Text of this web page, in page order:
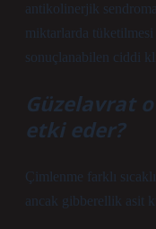
antikolinerjik
miktarlarda
sonuçlanabilen ciddi
Güzelavrat
etki eder?
Çimlenme farklı
ancak gibberellik asit